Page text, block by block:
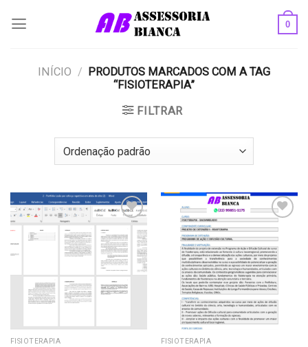
0
INÍCIO / PRODUTOS MARCADOS COM A TAG
“FISIOTERAPIA”
FILTRAR
Add to
wishlist
FISIOTERAPIA
Add to
wishlist
FISIOTERAPIA